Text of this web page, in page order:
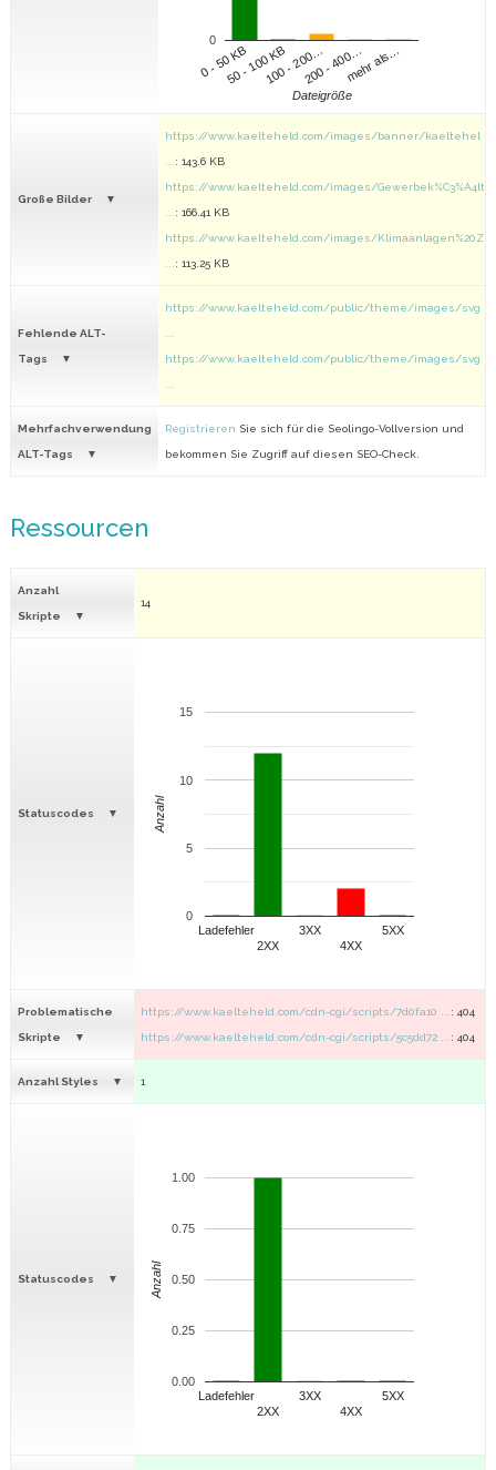
0 - 50 KB50 - 100 KB100 - 200…200 - 400…mehr als…
0
Dateigröße
Große Bilder
https://www.kaelteheld.com/images/banner/kaeltehel
: 143.6 KB
https://www.kaelteheld.com/images/Gewerbek%C3%A4lt
: 166.41 KB
https://www.kaelteheld.com/images/Klimaanlagen%20Z
: 113.25 KB
Fehlende ALT-
Tags
https://www.kaelteheld.com/public/theme/images/svg
https://www.kaelteheld.com/public/theme/images/svg
Mehrfachverwendung
ALT-Tags
Registrieren Sie sich für die Seolingo-Vollversion und
bekommen Sie Zugriff auf diesen SEO-Check.
Ressourcen
Anzahl
Skripte
14
Statuscodes
Ladefehler
2XX
3XX
4XX
5XX
0
5
10
15
Anzahl
Problematische
Skripte
https://www.kaelteheld.com/cdn-cgi/scripts/7d0fa10 ... : 404
https://www.kaelteheld.com/cdn-cgi/scripts/5c5dd72 ... : 404
Anzahl Styles 1
Statuscodes
Ladefehler
2XX
3XX
4XX
5XX
0.00
0.25
0.50
0.75
1.00
Anzahl